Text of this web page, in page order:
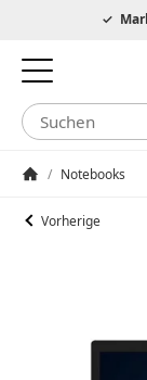
Hotline 0049
/ Notebooks
Vorherige